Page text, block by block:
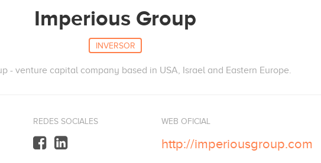
Imperious Group
INVERSOR
- venture capital company based in USA, Israel and Eastern Europe.
REDES SOCIALES WEB OFICIAL
http://imperiousgroup.com